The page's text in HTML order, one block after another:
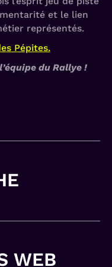
et le lien
représentés.
Pépites.
du Rallye !
éditions et
WEB